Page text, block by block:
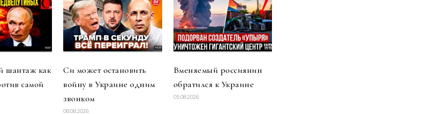
шантаж как
самой
Си может остановить
войну в Украине одним
звонком
08.08.2026
Вменяемый россиянин
обратился к Украине
05.08.2026